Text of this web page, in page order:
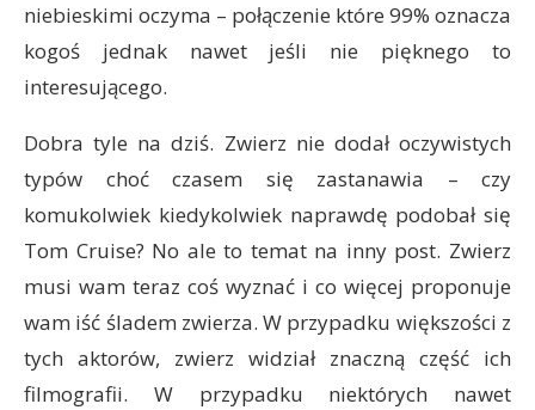
niebieskimi oczyma – połączenie które 99% oznacza
kogoś jednak nawet jeśli nie pięknego to
interesującego.
Dobra tyle na dziś. Zwierz nie dodał oczywistych
typów choć czasem się zastanawia – czy
komukolwiek kiedykolwiek naprawdę podobał się
Tom Cruise? No ale to temat na inny post. Zwierz
musi wam teraz coś wyznać i co więcej proponuje
wam iść śladem zwierza. W przypadku większości z
tych aktorów, zwierz widział znaczną część ich
filmografii. W przypadku niektórych nawet